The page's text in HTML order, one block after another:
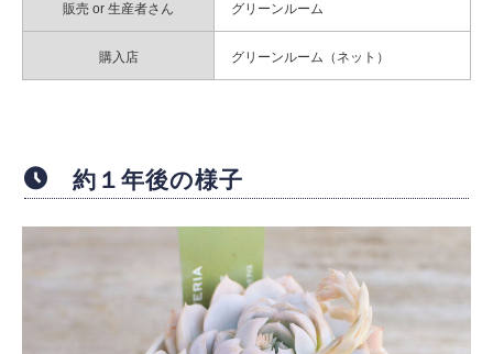
販売 or 生産者さん グリーンルーム
購入店 グリーンルーム（ネット）
約１年後の様子